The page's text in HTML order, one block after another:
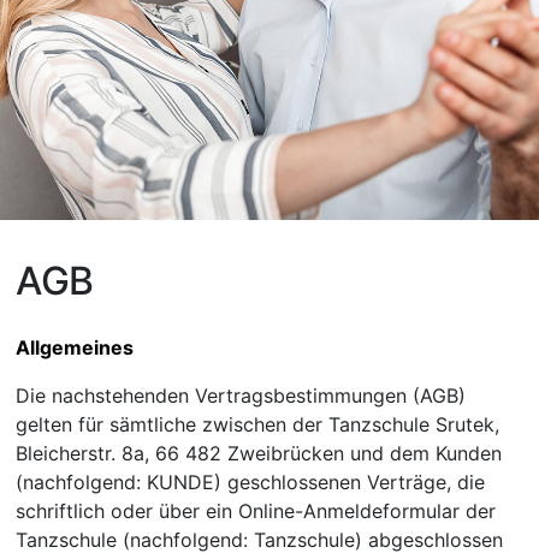
AGB
Allgemeines
Die nachstehenden Vertragsbestimmungen (AGB)
gelten für sämtliche zwischen der Tanzschule Srutek,
Bleicherstr. 8a, 66 482 Zweibrücken und dem Kunden
(nachfolgend: KUNDE) geschlossenen Verträge, die
schriftlich oder über ein Online-Anmeldeformular der
Tanzschule (nachfolgend: Tanzschule) abgeschlossen